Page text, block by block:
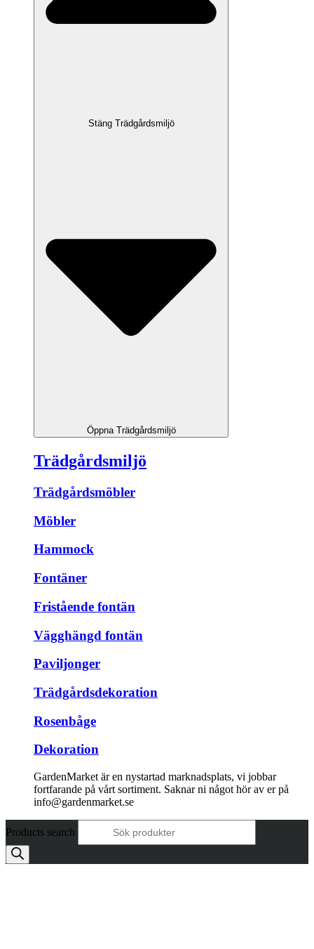
Stäng Trädgårdsmiljö
Öppna Trädgårdsmiljö
Trädgårdsmiljö
Trädgårdsmöbler
Möbler
Hammock
Fontäner
Fristående fontän
Vägghängd fontän
Paviljonger
Trädgårdsdekoration
Rosenbåge
Dekoration
GardenMarket är en nystartad marknadsplats, vi jobbar
fortfarande på vårt sortiment. Saknar ni något hör av er på
info@gardenmarket.se
Products search